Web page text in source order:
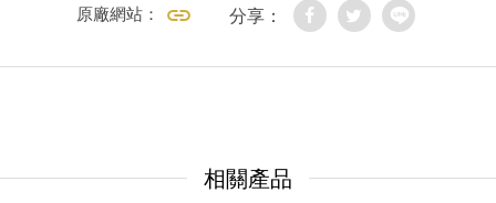
原廠網站： 分享：
相關產品